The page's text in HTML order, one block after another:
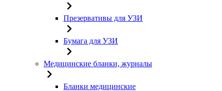
Презервативы для УЗИ
Бумага для УЗИ
Медицинские бланки, журналы
Бланки медицинские